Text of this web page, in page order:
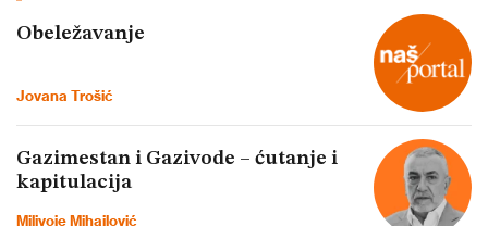
Obeležavanje
Jovana Trošić
Gazimestan i Gazivode – ćutanje i
kapitulacija
Milivoje Mihajlović